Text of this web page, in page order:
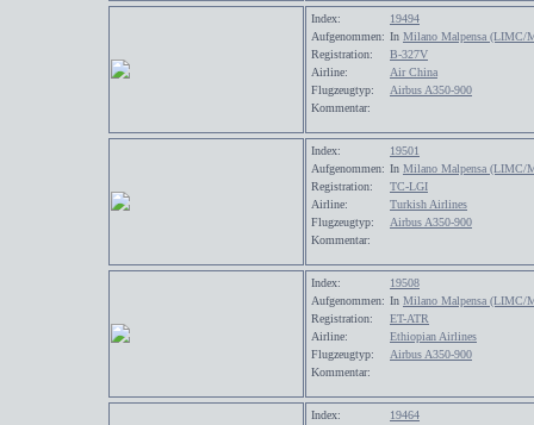
Index:
19494
Aufgenommen: In Milano Malpensa (LIMC/
Registration:
B-327V
Airline:
Air China
Flugzeugtyp:
Airbus A350-900
Kommentar:
Index:
19501
Aufgenommen: In Milano Malpensa (LIMC/
Registration:
TC-LGI
Airline:
Turkish Airlines
Flugzeugtyp:
Airbus A350-900
Kommentar:
Index:
19508
Aufgenommen: In Milano Malpensa (LIMC/
Registration:
ET-ATR
Airline:
Ethiopian Airlines
Flugzeugtyp:
Airbus A350-900
Kommentar:
Index:
19464